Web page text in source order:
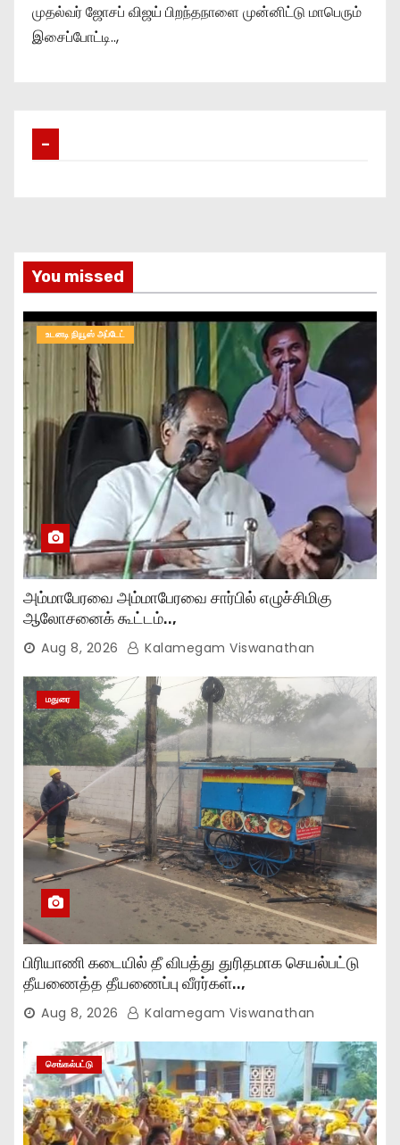
முதல்வர் ஜோசப் விஜய் பிறந்தநாளை முன்னிட்டு மாபெரும்
இசைப்போட்டி..,
–
You missed
உடனடி நியூஸ் அப்டேட்
அம்மாபேரவை அம்மாபேரவை சார்பில் எழுச்சிமிகு
ஆலோசனைக் கூட்டம்..,
Aug 8, 2026 Kalamegam Viswanathan
மதுரை
பிரியாணி கடையில் தீ விபத்து துரிதமாக செயல்பட்டு
தீயணைத்த தீயணைப்பு வீரர்கள்..,
Aug 8, 2026 Kalamegam Viswanathan
செங்கல்பட்டு